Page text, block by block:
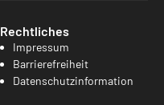
Rechtliches
Impressum
Barrierefreiheit
Datenschutzinformation